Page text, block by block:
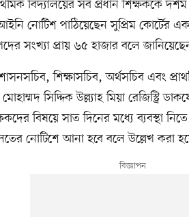
বিদ্যালয়ের সব প্রধান শিক্ষককে দশম
নোটিশ পাঠিয়েছেন সুপ্রিম কোর্টের
সংখ্যা প্রায় ৬৫ হাজার বলে
শিক্ষাসচিব, অর্থসচিব এবং
সিদ্দিক উল্ল্যাহ মিয়া রেজিস্ট্রি
বিষয়ে সাত দিনের মধ্যে ব্যবস্থা
নোটিশে আনা হবে বলে উল্লেখ করা